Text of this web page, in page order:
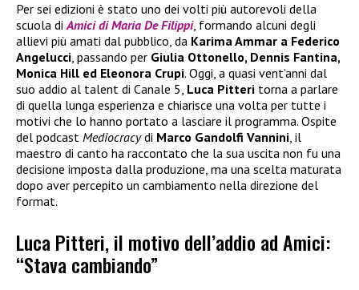
Per sei edizioni è stato uno dei volti più autorevoli della
scuola diAmici di Maria De Filippi, formando alcuni degli
allievi più amati dal pubblico, da Karima Ammar a Federico
Angelucci, passando per Giulia Ottonello, Dennis Fantina,
Monica Hill ed Eleonora Crupi. Oggi, a quasi vent’anni dal
suo addio al talent di Canale 5, Luca Pitteri torna a parlare
di quella lunga esperienza e chiarisce una volta per tutte i
motivi che lo hanno portato a lasciare il programma. Ospite
del podcast Mediocracydi Marco Gandolfi Vannini, il
maestro di canto ha raccontato che la sua uscita non fu una
decisione imposta dalla produzione, ma una scelta maturata
dopo aver percepito un cambiamento nella direzione del
format.
Luca Pitteri, il motivo dell’addio ad Amici:
“Stava cambiando”